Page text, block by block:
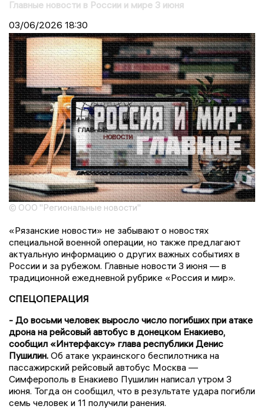
Главные новости в России и мире 3 июня
03/06/2026 18:30
© ООО "Региональные новости"
«Рязанские новости» не забывают о новостях
специальной военной операции, но также предлагают
актуальную информацию о других важных событиях в
России и за рубежом. Главные новости 3 июня — в
традиционной ежедневной рубрике «Россия и мир».
СПЕЦОПЕРАЦИЯ
- До восьми человек выросло число погибших при атаке
дрона на рейсовый автобус в донецком Енакиево,
сообщил «Интерфаксу» глава республики Денис
Пушилин. Об атаке украинского беспилотника на
пассажирский рейсовый автобус Москва —
Симферополь в Енакиево Пушилин написал утром 3
июня. Тогда он сообщил, что в результате удара погибли
семь человек и 11 получили ранения.